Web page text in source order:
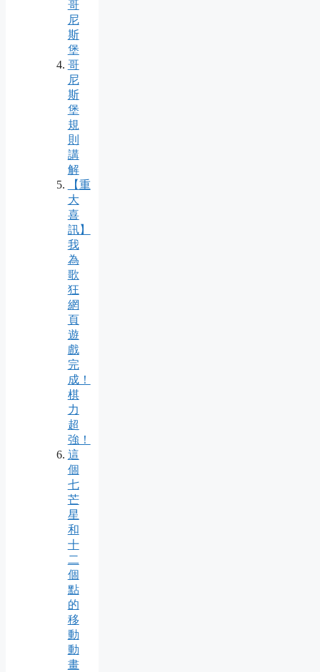
哥
尼
斯
堡
哥
尼
斯
堡
規
則
講
解
【重
大
喜
訊】
我
為
歌
狂
網
頁
遊
戲
完
成！
棋
力
超
強！
這
個
七
芒
星
和
十
二
個
點
的
移
動
動
畫